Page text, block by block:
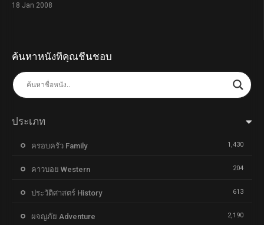
18 Jan 2008
ค้นหาหนังที่คุณชื่นชอบ
ประเภท
ครอบครัว Family 1,430
คาวบอย Western 204
ประวัติศาสตร์ History 613
ผจญภัย Adventure 2,190